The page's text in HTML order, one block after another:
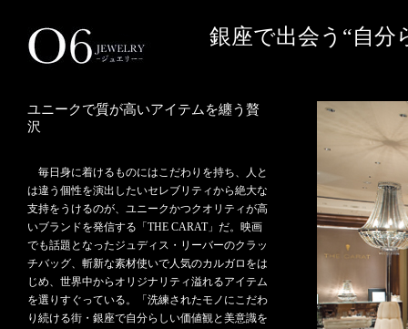
銀座で出会う“自分
ユニークで質が高いアイテムを纏う贅
沢
毎日身に着けるものにはこだわりを持ち、人と
は違う個性を演出したいセレブリティから絶大な
支持をうけるのが、ユニークかつクオリティが高
いブランドを発信する「THE CARAT」だ。映画
でも話題となったジュディス・リーバーのクラッ
チバッグ、斬新な素材使いで人気のカルガロをは
じめ、世界中からオリジナリティ溢れるアイテム
を選りすぐっている。「洗練されたモノにこだわ
り続ける街・銀座で自分らしい価値観と美意識を